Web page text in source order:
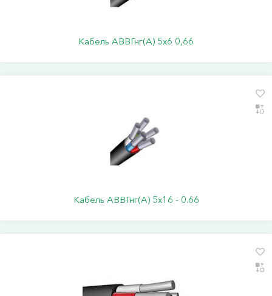
Кабель АВВГнг(А) 5х6 0,66
Кабель АВВГнг(А) 5х16 - 0.66